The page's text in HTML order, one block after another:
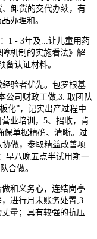
卸货的交代办续，有
办理和。
1 - 3年及...让儿童用药
机制的实施看法》解
备认证材料。
验者优先。包罗根基
公司财政工做,3. 取团队
化”，记实出产过程中
业培训，5、招收，肯
保单据精确、清晰。过
协做，参取精益改善项
早八晚五点半试用期一
合做。
和义务心，连结岗亭
进行月末账务处置,3.
量；具有较强的抗压